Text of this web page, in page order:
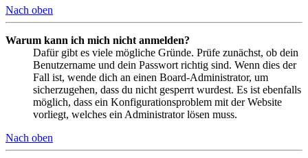
Nach oben
Warum kann ich mich nicht anmelden?
Dafür gibt es viele mögliche Gründe. Prüfe zunächst, ob dein
Benutzername und dein Passwort richtig sind. Wenn dies der
Fall ist, wende dich an einen Board-Administrator, um
sicherzugehen, dass du nicht gesperrt wurdest. Es ist ebenfalls
möglich, dass ein Konfigurationsproblem mit der Website
vorliegt, welches ein Administrator lösen muss.
Nach oben